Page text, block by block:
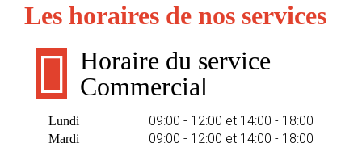
Les horaires de nos services
Horaire du service
Commercial
Lundi 09:00 - 12:00 et 14:00 - 18:00
Mardi 09:00 - 12:00 et 14:00 - 18:00